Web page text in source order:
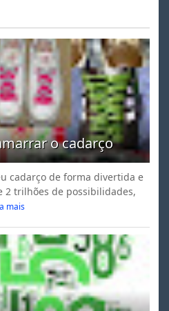
o cadarço
cadarço de forma divertida e
2 trilhões de possibilidades,
mais